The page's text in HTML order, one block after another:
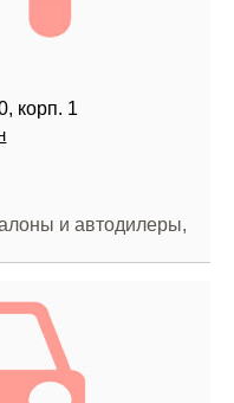
корп. 1
и автодилеры,